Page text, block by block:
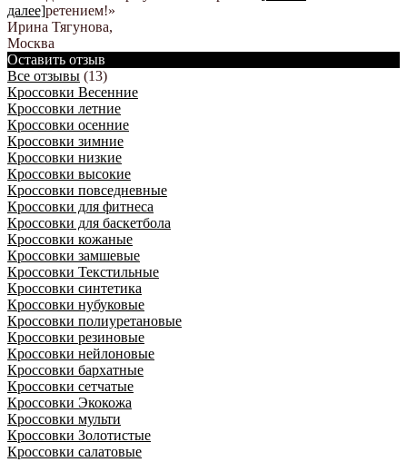
далее]ретением!»
Ирина Тягунова,
Москва
Оставить отзыв
Все отзывы (13)
Кроссовки Весенние
Кроссовки летние
Кроссовки осенние
Кроссовки зимние
Кроссовки низкие
Кроссовки высокие
Кроссовки повседневные
Кроссовки для фитнеса
Кроссовки для баскетбола
Кроссовки кожаные
Кроссовки замшевые
Кроссовки Текстильные
Кроссовки синтетика
Кроссовки нубуковые
Кроссовки полиуретановые
Кроссовки резиновые
Кроссовки нейлоновые
Кроссовки бархатные
Кроссовки сетчатые
Кроссовки Экокожа
Кроссовки мульти
Кроссовки Золотистые
Кроссовки салатовые